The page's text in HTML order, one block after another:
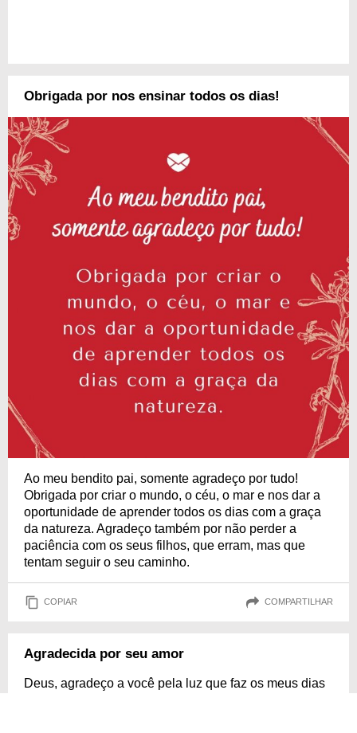
Obrigada por nos ensinar todos os dias!
Ao meu bendito pai, somente agradeço por tudo!
Obrigada por criar o mundo, o céu, o mar e nos dar a
oportunidade de aprender todos os dias com a graça
da natureza. Agradeço também por não perder a
paciência com os seus filhos, que erram, mas que
tentam seguir o seu caminho.
COPIAR COMPARTILHAR
Agradecida por seu amor
Deus, agradeço a você pela luz que faz os meus dias